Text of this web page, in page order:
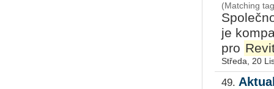
(Matching
je
pro
Středa, 20
49.